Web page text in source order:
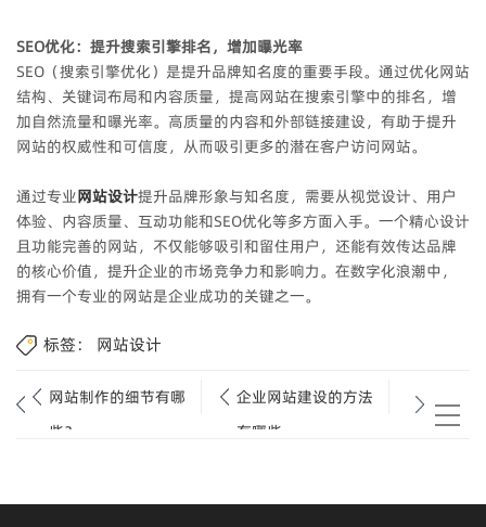
SEO优化：提升搜索引擎排名，增加曝光率
SEO（搜索引擎优化）是提升品牌知名度的重要手段。通过优化网站
结构、关键词布局和内容质量，提高网站在搜索引擎中的排名，增
加自然流量和曝光率。高质量的内容和外部链接建设，有助于提升
网站的权威性和可信度，从而吸引更多的潜在客户访问网站。
通过专业网站设计提升品牌形象与知名度，需要从视觉设计、用户
体验、内容质量、互动功能和SEO优化等多方面入手。一个精心设计
且功能完善的网站，不仅能够吸引和留住用户，还能有效传达品牌
的核心价值，提升企业的市场竞争力和影响力。在数字化浪潮中，
拥有一个专业的网站是企业成功的关键之一。
标签： 网站设计
网站制作的细节有哪
些？
企业网站建设的方法
有哪些.